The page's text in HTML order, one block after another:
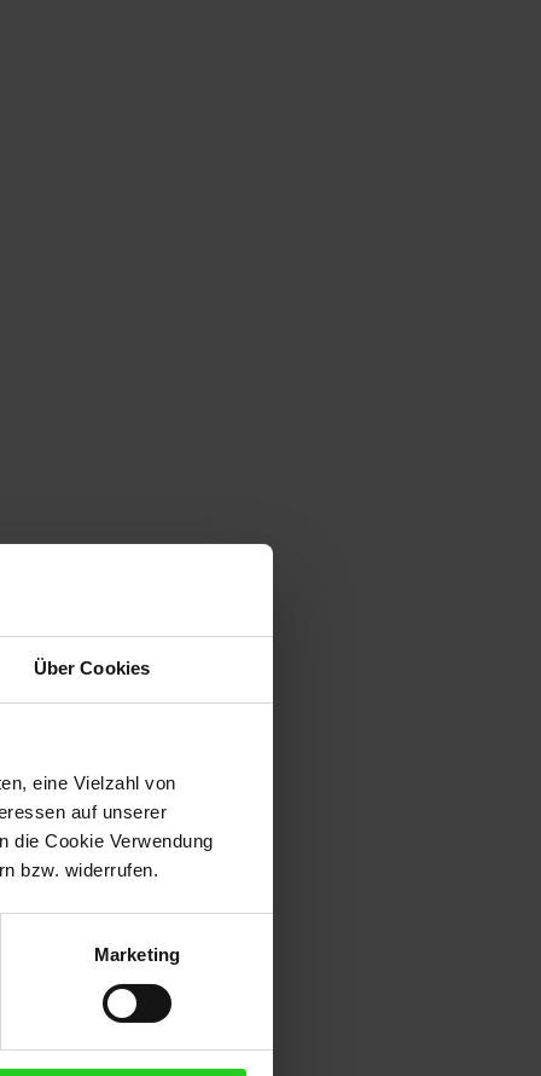
Über Cookies
eine Vielzahl von
auf unserer
die Cookie Verwendung
bzw. widerrufen.
Marketing